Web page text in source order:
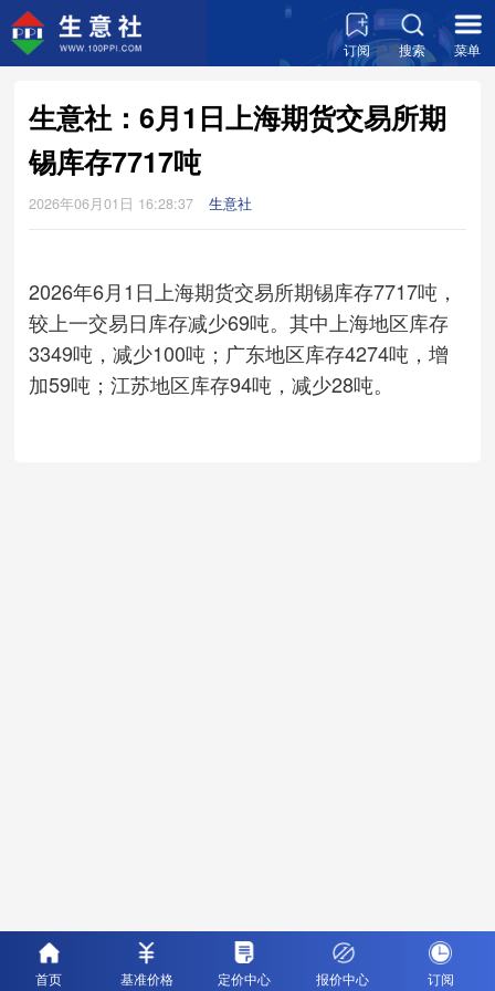
订阅 搜索 菜单
生意社：6月1日上海期货交易所期
锡库存7717吨
2026年06月01日 16:28:37 生意社
2026年6月1日上海期货交易所期锡库存7717吨，
较上一交易日库存减少69吨。其中上海地区库存
3349吨，减少100吨；广东地区库存4274吨，增
加59吨；江苏地区库存94吨，减少28吨。
首页 基准价格 定价中心 报价中心 订阅